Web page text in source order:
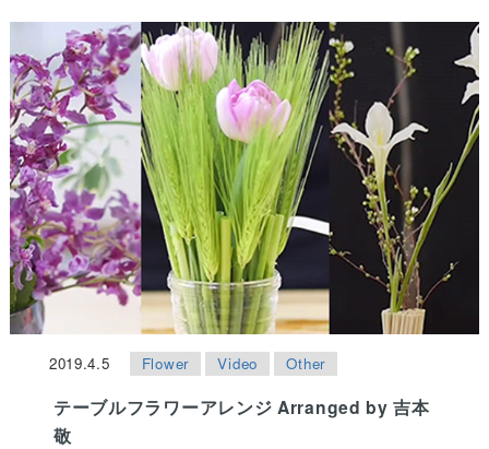
2019.4.5 Flower Video Other
テーブルフラワーアレンジ Arranged by 吉本
敬